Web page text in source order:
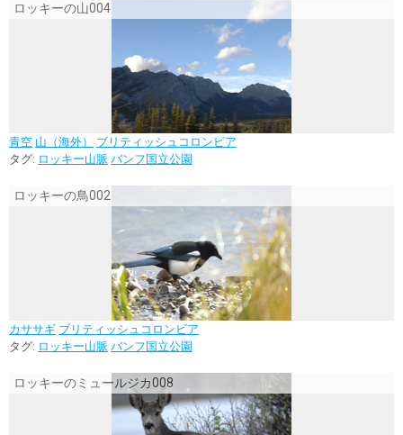
ロッキーの山004
青空 山（海外）
ブリティッシュコロンビア
タグ: ロッキー山脈 バンフ国立公園
ロッキーの鳥002
カササギ ブリティッシュコロンビア
タグ: ロッキー山脈 バンフ国立公園
ロッキーのミュールジカ008